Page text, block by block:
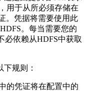
，用于从所必须存储在
。凭据将需要使用此
。每当需要您的
必依赖从HDFS中获取
规则：
的凭证将在配置中的